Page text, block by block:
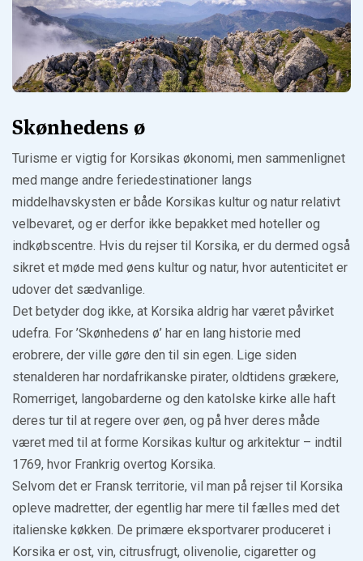
Skønhedens ø
Turisme er vigtig for Korsikas økonomi, men sammenlignet
med mange andre feriedestinationer langs
middelhavskysten er både Korsikas kultur og natur relativt
velbevaret, og er derfor ikke bepakket med hoteller og
indkøbscentre. Hvis du rejser til Korsika, er du dermed også
sikret et møde med øens kultur og natur, hvor autenticitet er
udover det sædvanlige.
Det betyder dog ikke, at Korsika aldrig har været påvirket
udefra. For ’Skønhedens ø’ har en lang historie med
erobrere, der ville gøre den til sin egen. Lige siden
stenalderen har nordafrikanske pirater, oldtidens grækere,
Romerriget, langobarderne og den katolske kirke alle haft
deres tur til at regere over øen, og på hver deres måde
været med til at forme Korsikas kultur og arkitektur – indtil
1769, hvor Frankrig overtog Korsika.
Selvom det er Fransk territorie, vil man på rejser til Korsika
opleve madretter, der egentlig har mere til fælles med det
italienske køkken. De primære eksportvarer produceret i
Korsika er ost, vin, citrusfrugt, olivenolie, cigaretter og